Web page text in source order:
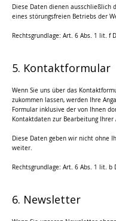
Diese Daten dienen ausschließlich
eines störungsfreien Betriebs der
Rechtsgrundlage: Art. 6 Abs. 1 lit. f
5. Kontaktformular
Wenn Sie uns über das
zukommen lassen, werden Ihre
Formular inklusive der von Ihnen
Kontaktdaten zur Bearbeitung Ihrer
Diese Daten geben wir nicht ohne
weiter.
Rechtsgrundlage: Art. 6 Abs. 1 lit. b
6. Newsletter